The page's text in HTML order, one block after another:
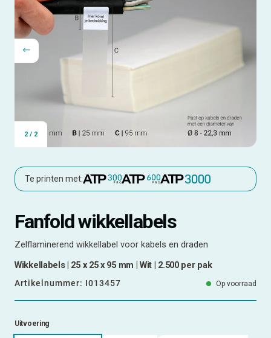
2 / 2
Te printen met:
Fanfold wikkellabels
Zelflaminerend wikkellabel voor kabels en draden
Wikkellabels | 25 x 25 x 95 mm | Wit | 2.500 per pak
Artikelnummer: I013457 Op voorraad
Uitvoering